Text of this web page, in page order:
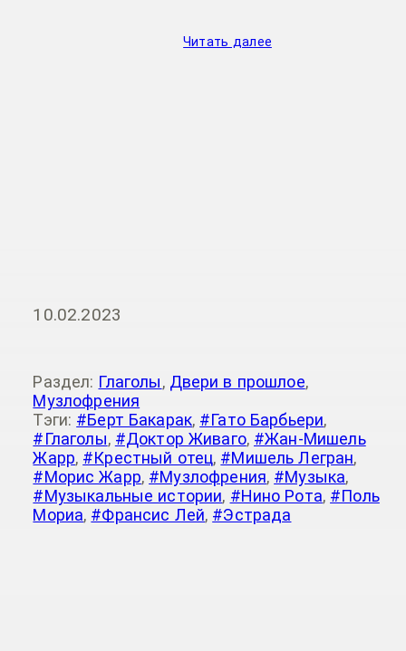
Читать далее
10.02.2023
Раздел: Глаголы, Двери в прошлое,
Музлофрения
Тэги: #Берт Бакарак, #Гато Барбьери,
#Глаголы, #Доктор Живаго, #Жан-Мишель
Жарр, #Крестный отец, #Мишель Легран,
#Морис Жарр, #Музлофрения, #Музыка,
#Музыкальные истории, #Нино Рота, #Поль
Мориа, #Франсис Лей, #Эстрада